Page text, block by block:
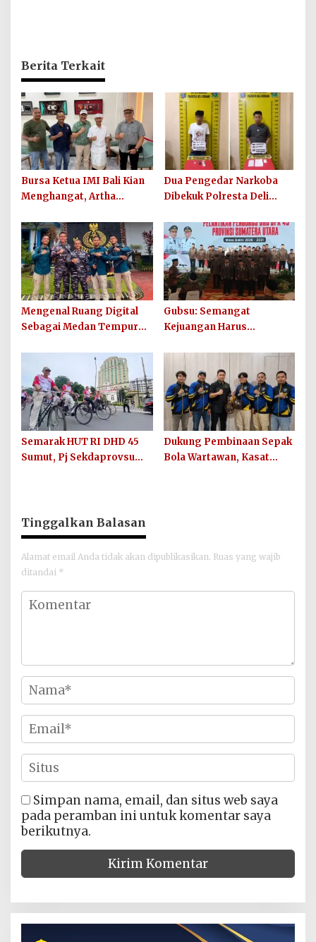
Berita Terkait
Bursa Ketua IMI Bali Kian
Menghangat, Artha
Kesiapan Maju
Dua Pengedar Narkoba
Dibekuk Polresta Deli
Peredaran Sabu Kembali
Digagalkan
Mengenal Ruang Digital
Sebagai Medan Tempur
Mengenal Gencatan
Senjata
Gubsu: Semangat
Kejuangan Harus
Kota Sumut
Semarak HUT RI DHD 45
Sumut, Pj Sekdaprovsu
Dukung Pembinaan Sepak
Bola Wartawan, Kasat
Tinggalkan Balasan
Alamat email Anda tidak akan dipublikasikan. Ruas yang wajib
ditandai *
Simpan nama, email, dan situs web saya
pada peramban ini untuk komentar saya
berikutnya.